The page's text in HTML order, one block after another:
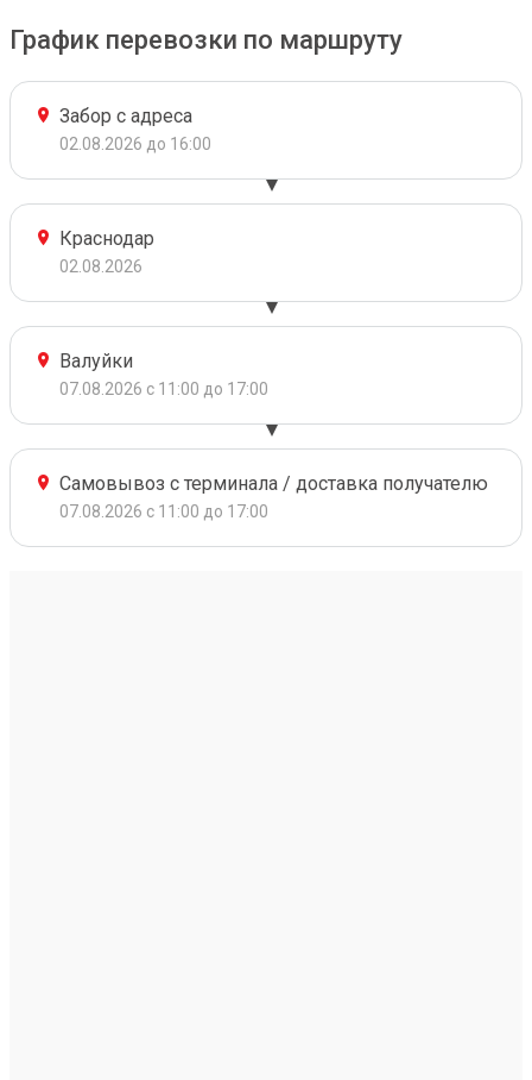
График перевозки по маршруту
Забор с адреса
02.08.2026 до 16:00
Краснодар
02.08.2026
Валуйки
07.08.2026 с 11:00 до 17:00
Самовывоз с терминала / доставка получателю
07.08.2026 с 11:00 до 17:00